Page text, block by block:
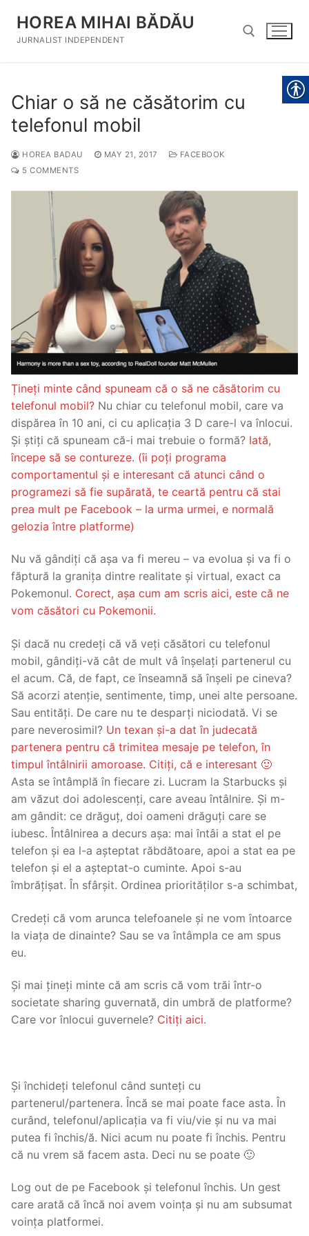
content
HOREA MIHAI BĂDĂU
JURNALIST INDEPENDENT
Chiar o să ne căsătorim cu
telefonul mobil
HOREA BADAU MAY 21, 2017
FACEBOOK
5 COMMENTS
Țineți minte când spuneam că o să ne căsătorim cu
telefonul mobil? Nu chiar cu telefonul mobil, care va
dispărea în 10 ani, ci cu aplicația 3 D care-l va înlocui.
Și știți că spuneam că-i mai trebuie o formă? Iată,
începe să se contureze. (îi poți programa
comportamentul și e interesant că atunci când o
programezi să fie supărată, te ceartă pentru că stai
prea mult pe Facebook – la urma urmei, e normală
gelozia între platforme)
Nu vă gândiți că așa va fi mereu – va evolua și va fi o
făptură la granița dintre realitate și virtual, exact ca
Pokemonul. Corect, așa cum am scris aici, este că ne
vom căsători cu Pokemonii.
Și dacă nu credeți că vă veți căsători cu telefonul
mobil, gândiți-vă cât de mult vâ înșelați partenerul cu
el acum. Că, de fapt, ce înseamnă să înșeli pe cineva?
Să acorzi atenție, sentimente, timp, unei alte persoane.
Sau entități. De care nu te desparți niciodată. Vi se
pare neverosimil? Un texan și-a dat în judecată
partenera pentru că trimitea mesaje pe telefon, în
timpul întâlnirii amoroase. Citiți, că e interesant 🙂
Asta se întâmplă în fiecare zi. Lucram la Starbucks și
am văzut doi adolescenți, care aveau întâlnire. Și m-
am gândit: ce drăguț, doi oameni drăguți care se
iubesc. Întâlnirea a decurs așa: mai întâi a stat el pe
telefon și ea l-a așteptat răbdătoare, apoi a stat ea pe
telefon și el a așteptat-o cuminte. Apoi s-au
îmbrățișat. În sfârșit. Ordinea priorităților s-a schimbat,
Credeți că vom arunca telefoanele și ne vom întoarce
la viața de dinainte? Sau se va întâmpla ce am spus
eu.
Și mai țineți minte că am scris că vom trăi într-o
societate sharing guvernată, din umbră de platforme?
Care vor înlocui guvernele? Citiți aici.
Și închideți telefonul când sunteți cu
partenerul/partenera. Încă se mai poate face asta. În
curând, telefonul/aplicația va fi viu/vie și nu va mai
putea fi închis/ă. Nici acum nu poate fi închis. Pentru
că nu vrem să facem asta. Deci nu se poate 🙂
Log out de pe Facebook și telefonul închis. Un gest
care arată că încă noi avem voința și nu am subsumat
voința platformei.